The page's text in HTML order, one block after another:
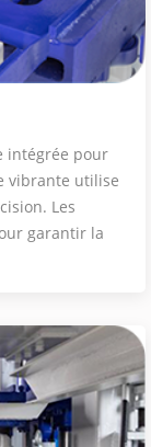
intégrée pour
vibrante utilise
Les
garantir la